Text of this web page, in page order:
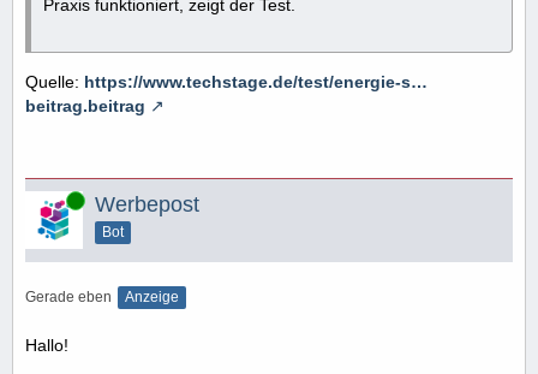
Praxis funktioniert, zeigt der Test.
Quelle: https://www.techstage.de/test/energie-s…
beitrag.beitrag
Online Werbepost
Bot
Gerade eben Anzeige
Hallo!